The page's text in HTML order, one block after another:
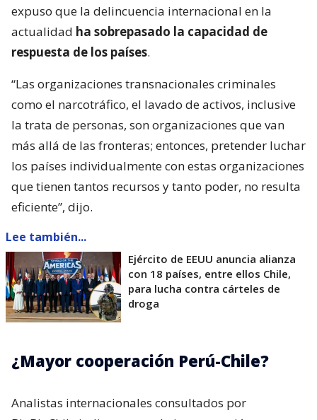
expuso que la delincuencia internacional en la
actualidad ha sobrepasado la capacidad de
respuesta de los países.
“Las organizaciones transnacionales criminales
como el narcotráfico, el lavado de activos, inclusive
la trata de personas, son organizaciones que van
más allá de las fronteras; entonces, pretender luchar
los países individualmente con estas organizaciones
que tienen tantos recursos y tanto poder, no resulta
eficiente”, dijo.
Lee también...
Ejército de EEUU anuncia alianza
con 18 países, entre ellos Chile,
para lucha contra cárteles de
droga
¿Mayor cooperación Perú-Chile?
Analistas internacionales consultados por